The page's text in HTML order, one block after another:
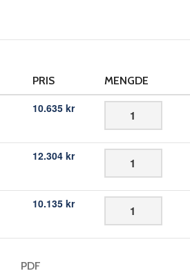
PRIS MENGDE
10.635 kr
12.304 kr
10.135 kr
PDF